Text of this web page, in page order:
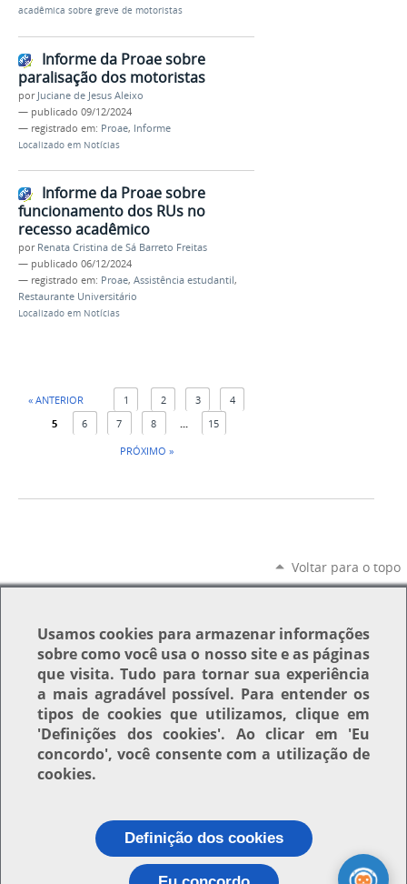
acadêmica sobre greve de motoristas
Informe da Proae sobre
paralisação dos motoristas
por Juciane de Jesus Aleixo
— publicado 09/12/2024
— registrado em: Proae, Informe
Localizado em Notícias
Informe da Proae sobre
funcionamento dos RUs no
recesso acadêmico
por Renata Cristina de Sá Barreto Freitas
— publicado 06/12/2024
— registrado em: Proae, Assistência estudantil,
Restaurante Universitário
Localizado em Notícias
« ANTERIOR 1 2 3
4
5
6 7 8 ...
15
PRÓXIMO »
Voltar para o topo
Usamoscookies para armazenar informações
sobre como você usa o nosso site e as páginas
que visita. Tudo para tornar sua experiência
a mais agradável possível. Para entender os
tipos de cookies que utilizamos, clique em
'Definições dos cookies'. Ao clicar em 'Eu
concordo', você consente com a utilização de
cookies.